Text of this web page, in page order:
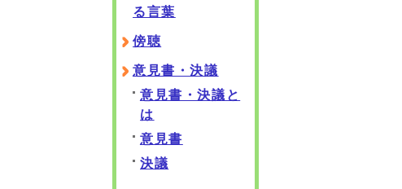
る言葉
傍聴
意見書・決議
意見書・決議と
は
意見書
決議